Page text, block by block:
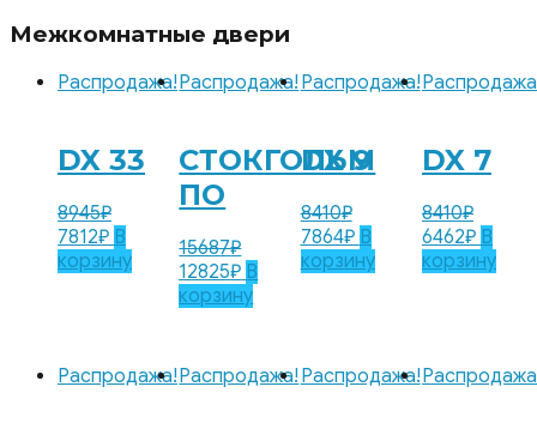
Межкомнатные двери
Распродажа!
DX 33
8945₽
7812₽ В
корзину
Распродажа!
СТОКГОЛЬМ
ПО
15687₽
12825₽ В
корзину
Распродажа!
DX 9
8410₽
7864₽ В
корзину
DX 7
8410₽
6462₽ В
корзину
Распродажа!Распродажа! Распродажа!